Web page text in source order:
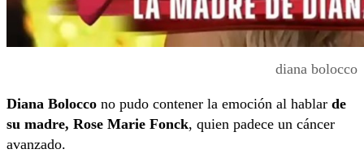
diana bolocco
Diana Bolocco no pudo contener la emoción al hablar de
su madre, Rose Marie Fonck, quien padece un cáncer
avanzado.